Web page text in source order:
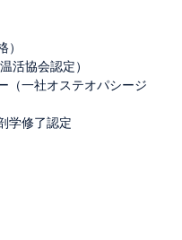
活協会認定）
（一社オステオパシージ
学修了認定